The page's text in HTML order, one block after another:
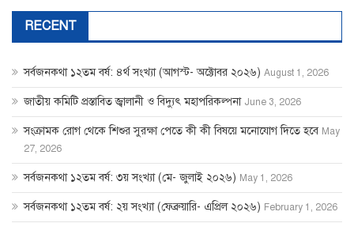
RECENT
সর্বজনকথা ১২তম বর্ষ: ৪র্থ সংখ্যা (আগস্ট- অক্টোবর ২০২৬) August 1, 2026
জাতীয় কমিটি প্রস্তাবিত জ্বালানী ও বিদ্যুৎ মহাপরিকল্পনা June 3, 2026
সংক্রামক রোগ থেকে শিশুর সুরক্ষা পেতে কী কী বিষয়ে মনোযোগ দিতে হবে May
27, 2026
সর্বজনকথা ১২তম বর্ষ: ৩য় সংখ্যা (মে- জুলাই ২০২৬) May 1, 2026
সর্বজনকথা ১২তম বর্ষ: ২য় সংখ্যা (ফেব্রুয়ারি- এপ্রিল ২০২৬) February 1, 2026